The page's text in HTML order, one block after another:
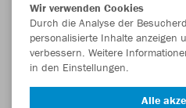
Wir verwenden Cookies
Durch die Analyse der
personalisierte Inhalte anzeigen
verbessern. Weitere
in den Einstellungen.
Alle